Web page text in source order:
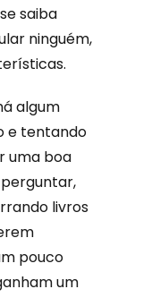
saiba
ninguém,
algum
e tentando
uma boa
livros
pouco
um